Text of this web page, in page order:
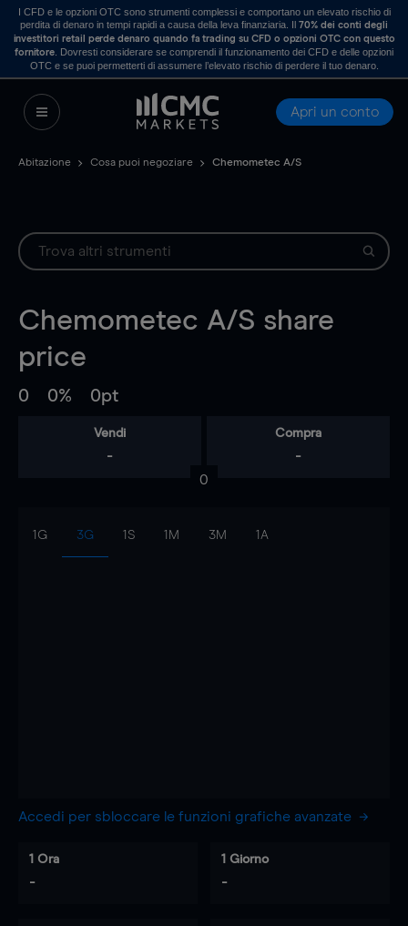
I CFD e le opzioni OTC sono strumenti complessi e comportano un elevato rischio di
perdita di denaro in tempi rapidi a causa della leva finanziaria. Il70% dei conti degli
investitori retail perde denaro quando fa trading su CFD o opzioni OTC con questo
fornitore . Dovresti considerare se comprendi il funzionamento dei CFD e delle opzioni
OTC e se puoi permetterti di assumere l’elevato rischio di perdere il tuo denaro.
Apri un conto
Abitazione Cosa puoi negoziare Chemometec A/S
Chemometec A/S share
price
0 0% 0pt
Vendi
-
Compra
-
0
1G 3G 1S 1M 3M 1A
Accedi per sbloccare le funzioni grafiche avanzate
1 Ora
-
1 Giorno
-